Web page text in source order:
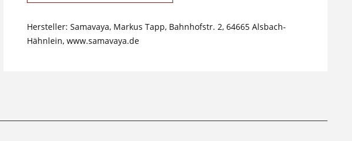
Hersteller: Samavaya, Markus Tapp, Bahnhofstr. 2, 64665 Alsbach-
Hähnlein, www.samavaya.de